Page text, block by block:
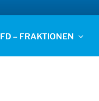
STADE
– FRAKTIONEN